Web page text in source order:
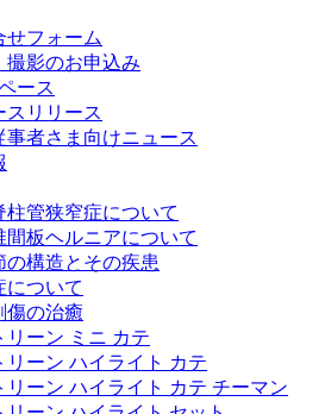
カデミー
る方々に、学びと情報共有の場を
せフォーム
撮影のお申込み
ース
スリリース
事者さま向けニュース
柱管狭窄症について
間板ヘルニアについて
の構造とその疾患
について
傷の治癒
リーン ミニ カテ
リーン ハイライト カテ
リーン ハイライト カテ チーマン